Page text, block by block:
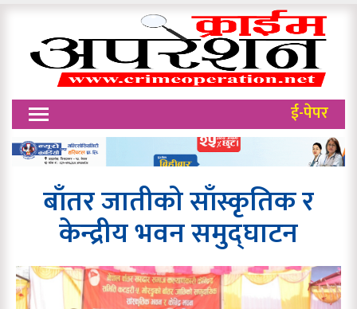
ई-पेपर
बाँतर जातीको साँस्कृतिक र
केन्द्रीय भवन समुद्घाटन